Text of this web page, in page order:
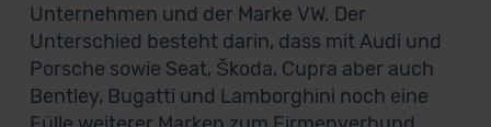
Unternehmen und der Marke VW. Der
Unterschied besteht darin, dass mit Audi und
Porsche sowie Seat, Škoda, Cupra aber auch
Bentley, Bugatti und Lamborghini noch eine